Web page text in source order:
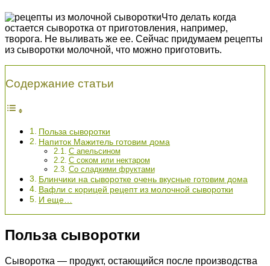
Что делать когда
остается сыворотка от приготовления, например,
творога. Не выливать же ее. Сейчас придумаем рецепты
из сыворотки молочной, что можно приготовить.
Содержание статьи
Польза сыворотки
Напиток Мажитель готовим дома
С апельсином
С соком или нектаром
Со сладкими фруктами
Блинчики на сыворотке очень вкусные готовим дома
Вафли с корицей рецепт из молочной сыворотки
И еще…
Польза сыворотки
Сыворотка — продукт, остающийся после производства